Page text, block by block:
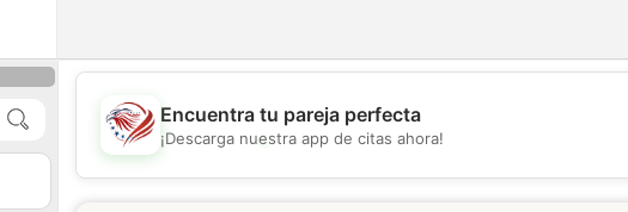
💖
Encuentra tu pareja perfecta
¡Descarga nuestra app de citas ahora!